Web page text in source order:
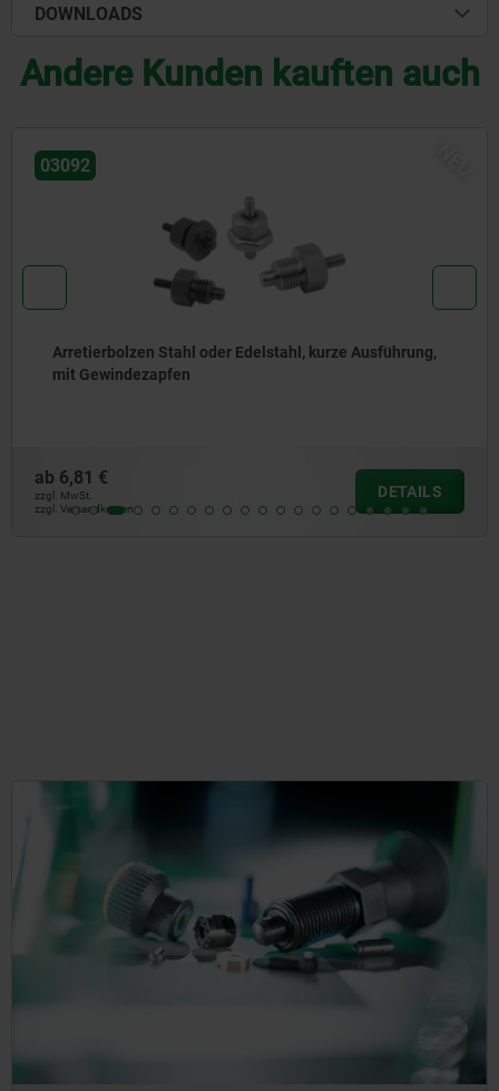
DOWNLOADS
Andere Kunden kauften auch
03092
Arretierbolzen Stahl oder Edelstahl, kurze Ausführung,
mit Gewindezapfen
ab 6,81 €
zzgl. MwSt.
zzgl. Versandkosten
DETAILS